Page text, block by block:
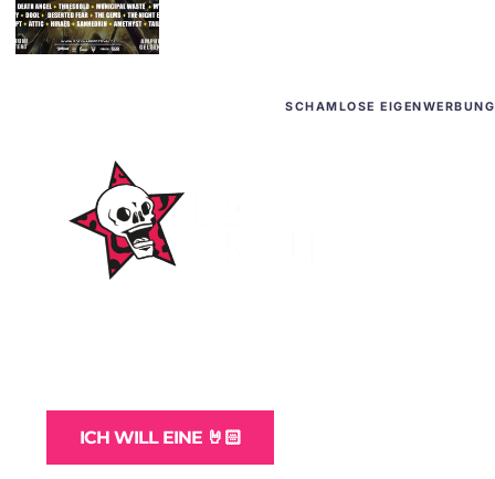
SCHAMLOSE EIGENWERBUNG
ICH WILL EINE 🤘🏻